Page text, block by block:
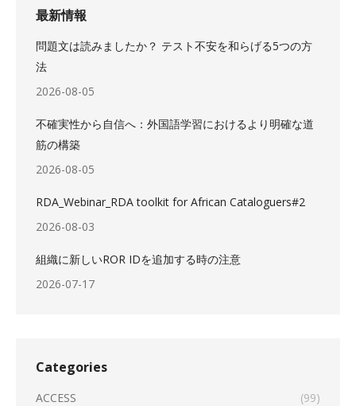
最新情報
問題文は読みましたか？ テスト不安を和らげる5つの方
法
2026-08-05
不確実性から自信へ：外国語学習におけるより明確な道
筋の構築
2026-08-05
RDA_Webinar_RDA toolkit for African Cataloguers#2
2026-08-03
組織に新しいROR IDを追加する時の注意
2026-07-17
Categories
ACCESS
(99)